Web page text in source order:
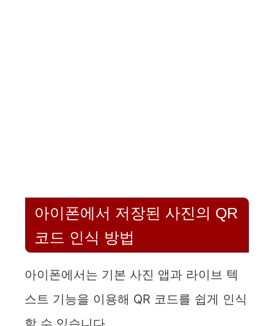
아이폰에서 저장된 사진의 QR
코드 인식 방법
아이폰에서는 기본 사진 앱과 라이브 텍
스트 기능을 이용해 QR 코드를 쉽게 인식